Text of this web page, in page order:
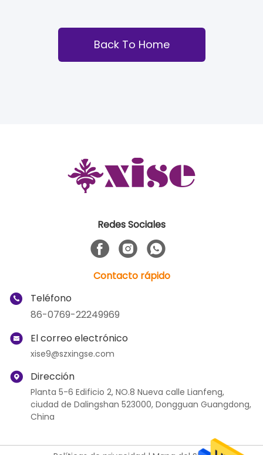
Back To Home
Redes Sociales
Contacto rápido
Teléfono
86-0769-22249969
El correo electrónico
xise9@szxingse.com
Dirección
Planta 5-6 Edificio 2, NO.8 Nueva calle Lianfeng,
ciudad de Dalingshan 523000, Dongguan Guangdong,
China